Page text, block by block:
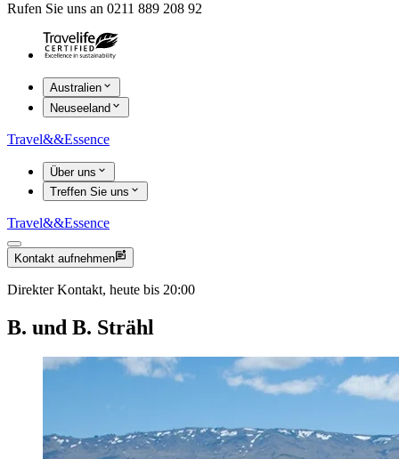
Rufen Sie uns an 0211 889 208 92
Australien
Neuseeland
Travel&&Essence
Über uns
Treffen Sie uns
Travel&&Essence
Kontakt aufnehmen
Direkter Kontakt, heute bis 20:00
B. und B. Strähl